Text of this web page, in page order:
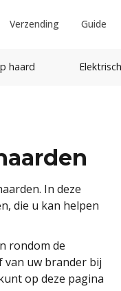
Verzending Guide
haard
In deze
die u kan helpen
rondom de
van uw brander bij
op deze pagina